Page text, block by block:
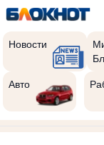
Новости
Авто